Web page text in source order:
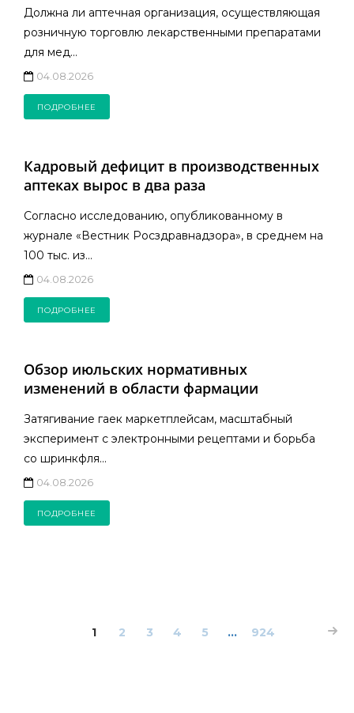
Должна ли аптечная организация, осуществляющая
розничную торговлю лекарственными препаратами
для мед...
04.08.2026
ПОДРОБНЕЕ
Кадровый дефицит в производственных
аптеках вырос в два раза
Согласно исследованию, опубликованному в
журнале «Вестник Росздравнадзора», в среднем на
100 тыс. из...
04.08.2026
ПОДРОБНЕЕ
Обзор июльских нормативных
изменений в области фармации
Затягивание гаек маркетплейсам, масштабный
эксперимент с электронными рецептами и борьба
со шринкфля...
04.08.2026
ПОДРОБНЕЕ
1 2 3 4 5 ... 924